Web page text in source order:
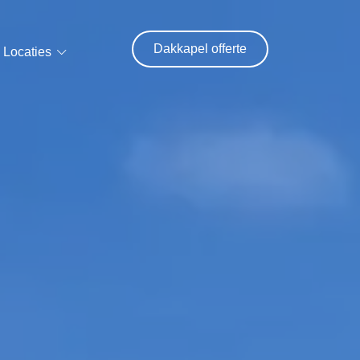
Locaties Dakkapel offerte